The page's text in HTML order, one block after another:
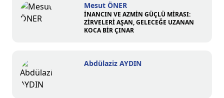
Mesut ÖNER
İNANCIN VE AZMİN GÜÇLÜ MİRASI:
ZİRVELERİ AŞAN, GELECEĞE UZANAN
KOCA BİR ÇINAR
Abdülaziz AYDIN